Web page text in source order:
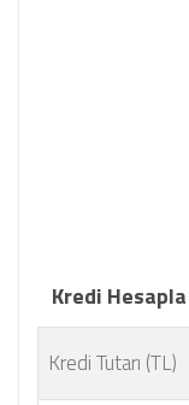
Kredi Hesapla
Kredi Tutarı (TL)